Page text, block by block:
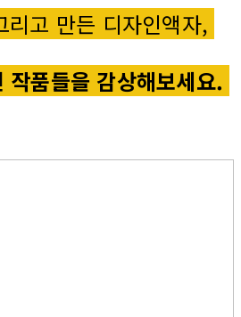
리고 만든 디자인액자,
작품들을 감상해보세요.